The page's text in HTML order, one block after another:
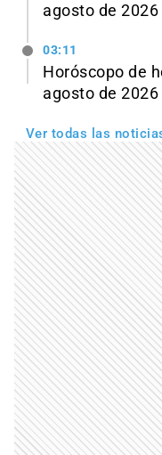
agosto de 2026
03:11
Horóscopo de
agosto de 2026
Ver todas las